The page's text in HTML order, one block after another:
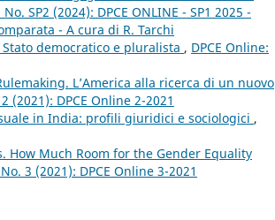
SP2 (2024): DPCE ONLINE - SP1 2025 -
- A cura di R. Tarchi
democratico e pluralista , DPCE Online:
L’America alla ricerca di un nuovo
(2021): DPCE Online 2-2021
in India: profili giuridici e sociologici ,
How Much Room for the Gender Equality
3 (2021): DPCE Online 3-2021